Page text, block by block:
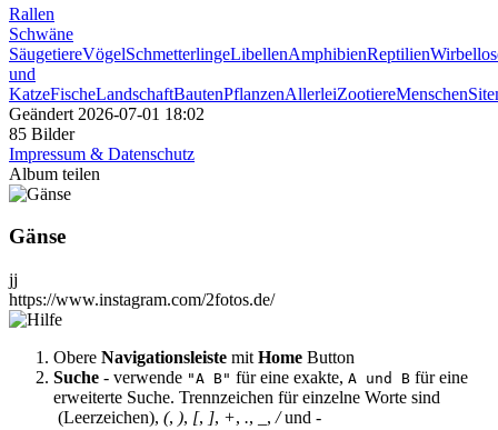
Rallen
Schwäne
SäugetiereVögelSchmetterlingeLibellenAmphibienReptilien
und
KatzeFischeLandschaftBautenPflanzenAllerleiZootiereMenschen
Geändert 2026-07-01 18:02
85 Bilder
Impressum & Datenschutz
Album teilen
Gänse
jj
https://www.instagram.com/2fotos.de/
Obere Navigationsleiste mit Home Button
Suche - verwende "A B" für eine exakte, A und B für eine
erweiterte Suche. Trennzeichen für einzelne Worte sind
(Leerzeichen), (, ), [, ], +, ., , /und -